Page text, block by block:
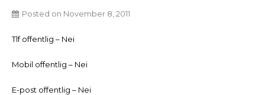
Posted on November 8, 2011
Tlf offentlig – Nei
Mobil offentlig – Nei
E-post offentlig – Nei